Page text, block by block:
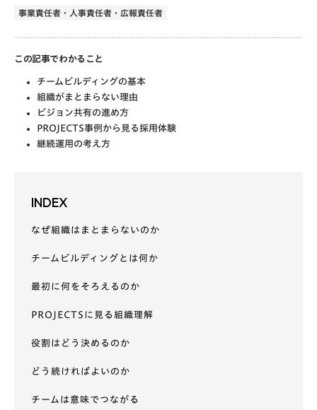
事業責任者・人事責任者・広報責任者
この記事でわかること
チームビルディングの基本
組織がまとまらない理由
ビジョン共有の進め方
PROJECTS事例から見る採用体験
継続運用の考え方
INDEX
なぜ組織はまとまらないのか
チームビルディングとは何か
最初に何をそろえるのか
PROJECTSに見る組織理解
役割はどう決めるのか
どう続ければよいのか
チームは意味でつながる